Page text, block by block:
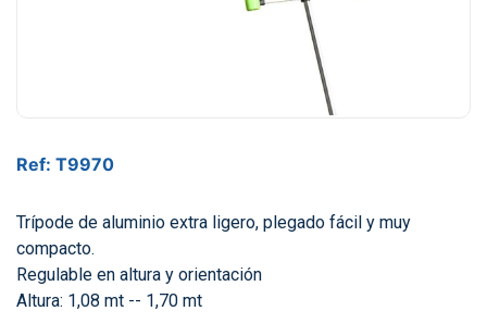
Ref: T9970
Trípode de aluminio extra ligero, plegado fácil y muy
compacto.
Regulable en altura y orientación
Altura: 1,08 mt -- 1,70 mt